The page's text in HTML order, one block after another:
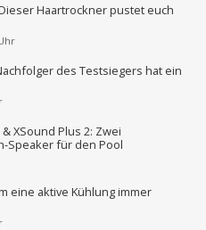
Haartrockner pustet euch
des Testsiegers hat ein
XSound Plus 2: Zwei
Speaker für den Pool
eine aktive Kühlung immer